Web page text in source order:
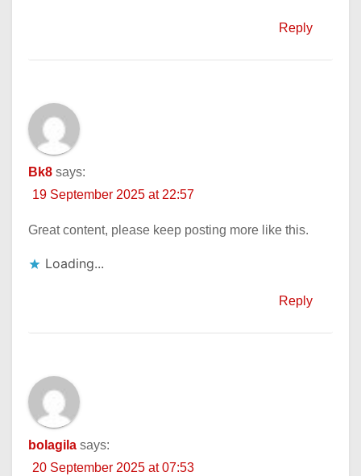
Reply
Bk8 says:
19 September 2025 at 22:57
Great content, please keep posting more like this.
Loading...
Reply
bolagila says:
20 September 2025 at 07:53